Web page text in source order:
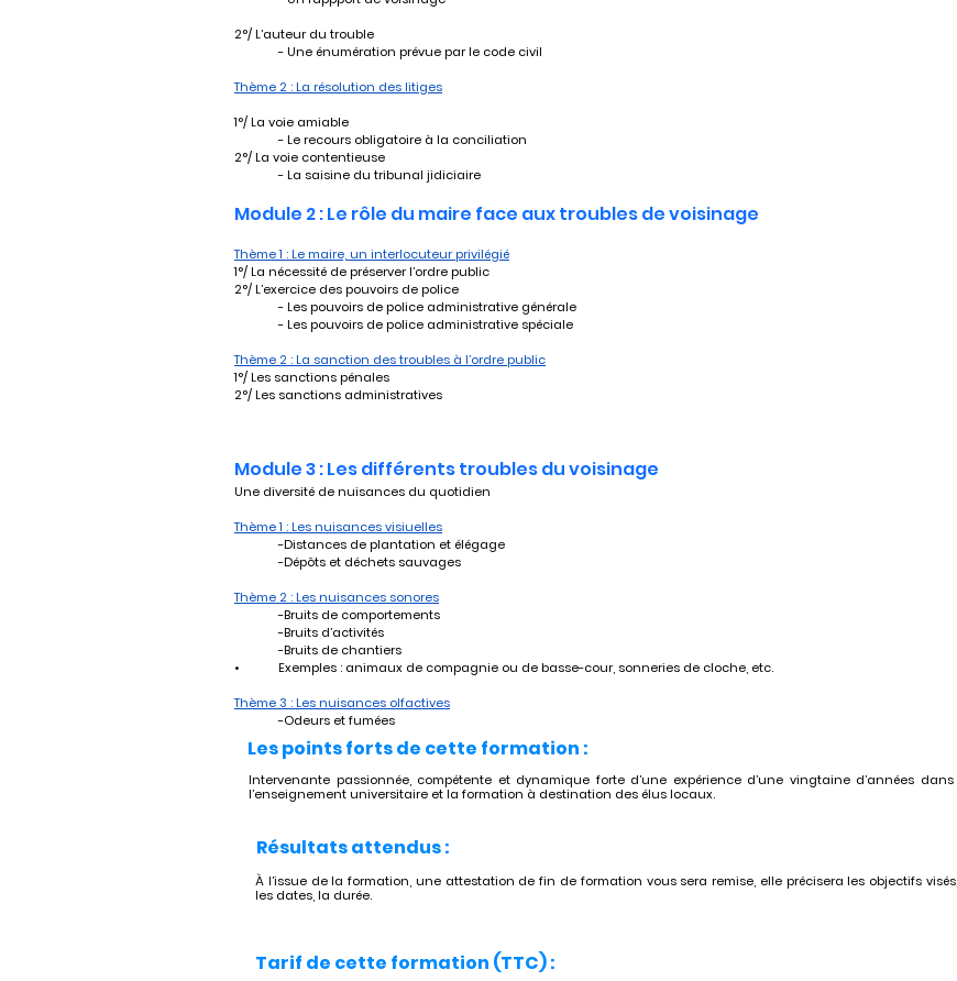
2°/ L’auteur du trouble
	- Une énumération prévue par le code civil
Thème 2 : La résolution des litiges
1°/ La voie amiable
	- Le recours obligatoire à la conciliation
2°/ La voie contentieuse
	- La saisine du tribunal jidiciaire
Module 2 : Le rôle du maire face aux troubles de voisinage
Thème 1 : Le maire, un interlocuteur privilégié
1°/ La nécessité de préserver l’ordre public
2°/ L’exercice des pouvoirs de police
	- Les pouvoirs de police administrative générale
	- Les pouvoirs de police administrative spéciale
Thème 2 : La sanction des troubles à l’ordre public
1°/ Les sanctions pénales
2°/ Les sanctions administratives
Module 3 : Les différents troubles du voisinage
Une diversité de nuisances du quotidien
Thème 1 : Les nuisances visiuelles
	-Distances de plantation et élégage
	-Dépôts et déchets sauvages
Thème 2 : Les nuisances sonores
	-Bruits de comportements
	-Bruits d’activités
	-Bruits de chantiers
•	Exemples : animaux de compagnie ou de basse-cour, sonneries de cloche, etc.
Thème 3 : Les nuisances olfactives
	-Odeurs et fumées
Les points forts de cette formation :
Intervenante passionnée, compétente et dynamique forte d’une expérience d’une vingtaine d’années dans
l’enseignement universitaire et la formation à destination des élus locaux.
Résultats attendus :
À l’issue de la formation, une attestation de fin de formation vous sera remise, elle précisera les objectifs visés,
les dates, la durée.
Tarif de cette formation (TTC) :